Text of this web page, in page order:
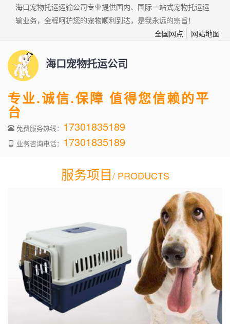
海口宠物托运运输公司专业提供国内、国际一站式宠物托运运
输业务，全程呵护您的宠物顺利到达，是我永远的宗旨！
全国网点
网站地图
海口宠物托运公司
专业.诚信.保障 值得您信赖的平
台
免费服务热线： 17301835189
业务咨询电话： 17301835189
服务项目/ PRODUCTS